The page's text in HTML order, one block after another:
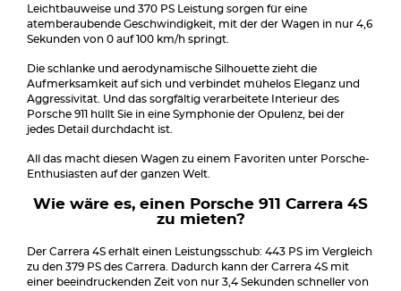
Leichtbauweise und 370 PS Leistung sorgen für eine
atemberaubende Geschwindigkeit, mit der der Wagen in nur 4,6
Sekunden von 0 auf 100 km/h springt.
Die schlanke und aerodynamische Silhouette zieht die
Aufmerksamkeit auf sich und verbindet mühelos Eleganz und
Aggressivität. Und das sorgfältig verarbeitete Interieur des
Porsche 911 hüllt Sie in eine Symphonie der Opulenz, bei der
jedes Detail durchdacht ist.
All das macht diesen Wagen zu einem Favoriten unter Porsche-
Enthusiasten auf der ganzen Welt.
Wie wäre es, einen Porsche 911 Carrera 4S
zu mieten?
Der Carrera 4S erhält einen Leistungsschub: 443 PS im Vergleich
zu den 379 PS des Carrera. Dadurch kann der Carrera 4S mit
einer beeindruckenden Zeit von nur 3,4 Sekunden schneller von